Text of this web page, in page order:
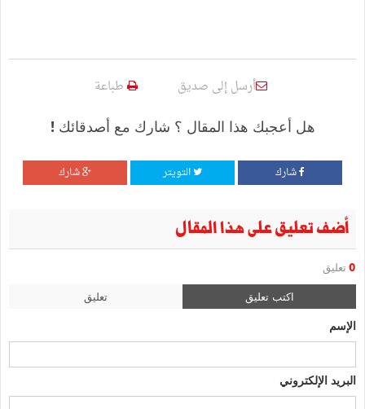
أرسل إلى صديق طباعة
هل أعجبك هذا المقال ؟ شارك مع أصدقائك !
شارك التويتر شارك
أضف تعليق على هذا المقال
0 تعليق
اكتب تعليق تعليق
الإسم
البريد الإلكتروني